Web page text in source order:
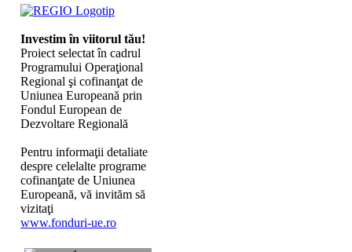
Investim în viitorul tău!
Proiect selectat în cadrul
Programului Operaţional
Regional şi cofinanţat de
Uniunea Europeană prin
Fondul European de
Dezvoltare Regională
Pentru informaţii detaliate
despre celelalte programe
cofinanţate de Uniunea
Europeană, vă invităm să
vizitaţi
www.fonduri-ue.ro